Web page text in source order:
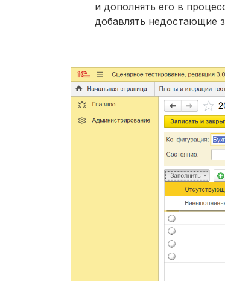
и дополнять его в
добавлять недостающие